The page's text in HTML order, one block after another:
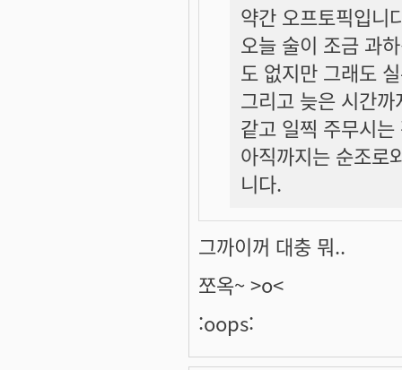
약간 오프토픽입니
오늘 술이 조금 과
도 없지만 그래도
그리고 늦은 시간
같고 일찍 주무시
아직까지는 순조로
니다.
그까이꺼 대충 뭐..
쪼옥~ >o<
:oops: